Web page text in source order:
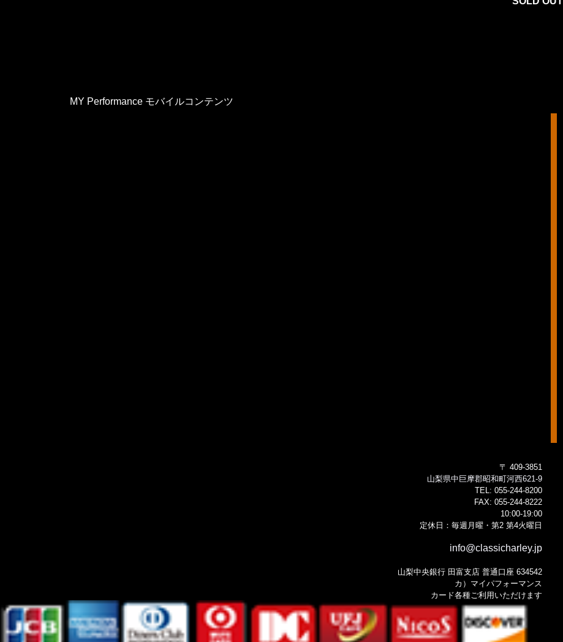
MY Performance モバイルコンテンツ
〒 409-3851
山梨県中巨摩郡昭和町河西621-9
TEL: 055-244-8200
FAX: 055-244-8222
10:00-19:00
定休日：毎週月曜・第2 第4火曜日
info@classicharley.jp
山梨中央銀行 田富支店 普通口座 634542
カ）マイパフォーマンス
カード各種ご利用いただけます